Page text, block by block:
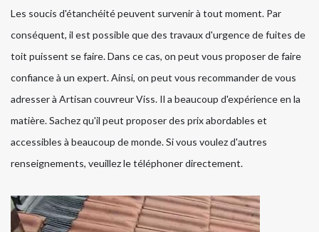
Les soucis d'étanchéité peuvent survenir à tout moment. Par
conséquent, il est possible que des travaux d'urgence de fuites de
toit puissent se faire. Dans ce cas, on peut vous proposer de faire
confiance à un expert. Ainsi, on peut vous recommander de vous
adresser à Artisan couvreur Viss. Il a beaucoup d'expérience en la
matière. Sachez qu'il peut proposer des prix abordables et
accessibles à beaucoup de monde. Si vous voulez d'autres
renseignements, veuillez le téléphoner directement.